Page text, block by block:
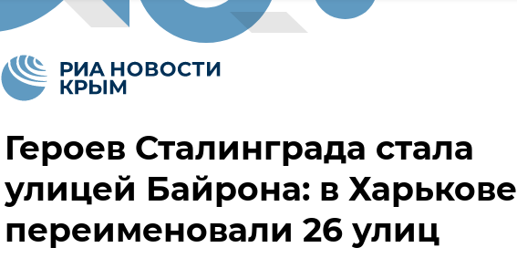
Героев Сталинграда стала
улицей Байрона: в Харькове
переименовали 26 улиц